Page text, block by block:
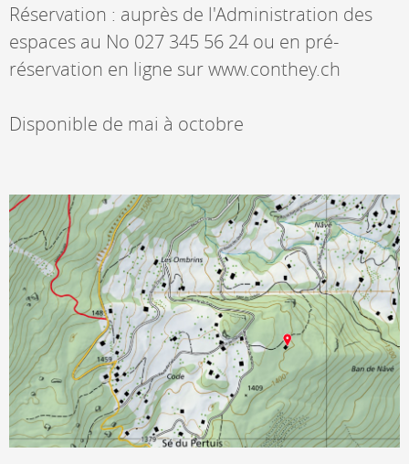
Réservation : auprès de l'Administration des
espaces au No 027 345 56 24 ou en pré-
réservation en ligne sur www.conthey.ch
Disponible de mai à octobre